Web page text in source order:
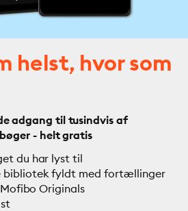
helst, hvor som
adgang til tusindvis af
- helt gratis
du har lyst til
bibliotek fyldt med fortællinger
Originals